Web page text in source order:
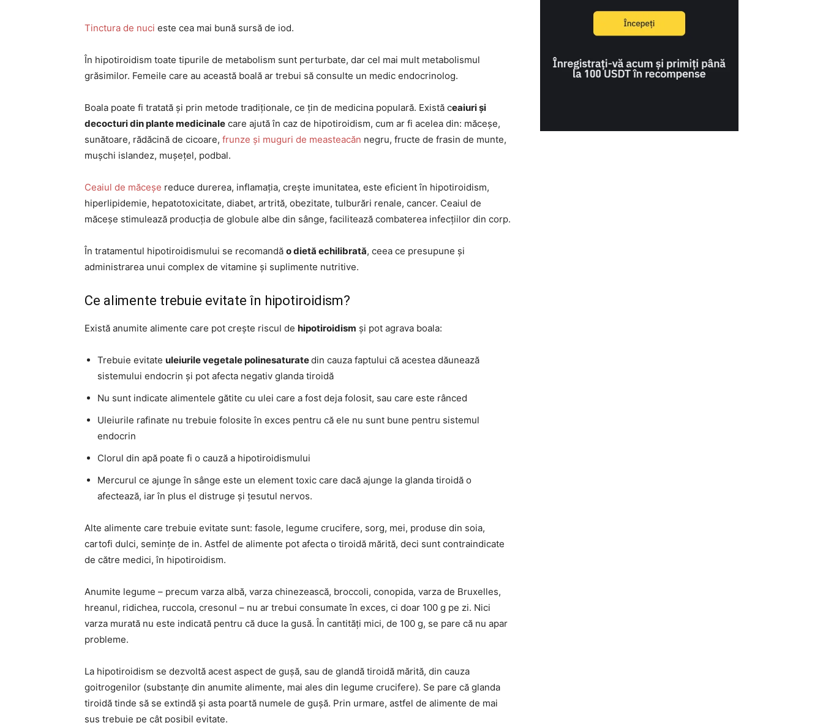
Tinctura de nuci este cea mai bună sursă de iod.
În hipotiroidism toate tipurile de metabolism sunt perturbate, dar cel mai mult metabolismul
grăsimilor. Femeile care au această boală ar trebui să consulte un medic endocrinolog.
Boala poate fi tratată și prin metode tradiționale, ce țin de medicina populară. Există ceaiuri și
decocturi din plante medicinale care ajută în caz de hipotiroidism, cum ar fi acelea din: măceșe,
sunătoare, rădăcină de cicoare, frunze și muguri de measteacăn negru, fructe de frasin de munte,
mușchi islandez, mușețel, podbal.
Ceaiul de măceșe reduce durerea, inflamația, crește imunitatea, este eficient în hipotiroidism,
hiperlipidemie, hepatotoxicitate, diabet, artrită, obezitate, tulburări renale, cancer. Ceaiul de
măceșe stimulează producția de globule albe din sânge, facilitează combaterea infecțiilor din corp.
În tratamentul hipotiroidismului se recomandă o dietă echilibrată, ceea ce presupune și
administrarea unui complex de vitamine și suplimente nutritive.
Ce alimente trebuie evitate în hipotiroidism?
Există anumite alimente care pot crește riscul de hipotiroidism și pot agrava boala:
Trebuie evitate uleiurile vegetale polinesaturatedin cauza faptului că acestea dăunează
sistemului endocrin și pot afecta negativ glanda tiroidă
Nu sunt indicate alimentele gătite cu ulei care a fost deja folosit, sau care este rânced
Uleiurile rafinate nu trebuie folosite în exces pentru că ele nu sunt bune pentru sistemul
endocrin
Clorul din apă poate fi o cauză a hipotiroidismului
Mercurul ce ajunge în sânge este un element toxic care dacă ajunge la glanda tiroidă o
afectează, iar în plus el distruge și țesutul nervos.
Alte alimente care trebuie evitate sunt: fasole, legume crucifere, sorg, mei, produse din soia,
cartofi dulci, semințe de in. Astfel de alimente pot afecta o tiroidă mărită, deci sunt contraindicate
de către medici, în hipotiroidism.
Anumite legume – precum varza albă, varza chinezească, broccoli, conopida, varza de Bruxelles,
hreanul, ridichea, ruccola, cresonul – nu ar trebui consumate în exces, ci doar 100 g pe zi. Nici
varza murată nu este indicată pentru că duce la gusă. În cantități mici, de 100 g, se pare că nu apar
probleme.
La hipotiroidism se dezvoltă acest aspect de gușă, sau de glandă tiroidă mărită, din cauza
goitrogenilor (substanțe din anumite alimente, mai ales din legume crucifere). Se pare că glanda
tiroidă tinde să se extindă și asta poartă numele de gușă. Prin urmare, astfel de alimente de mai
sus trebuie pe cât posibil evitate.